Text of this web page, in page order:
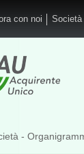
con noi Società
-